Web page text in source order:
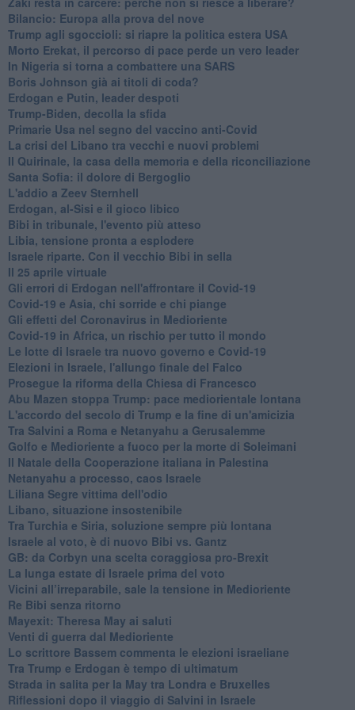
Bilancio: Europa alla prova del nove
Trump agli sgoccioli: si riapre la politica estera USA
Morto Erekat, il percorso di pace perde un vero leader
In Nigeria si torna a combattere una SARS
Boris Johnson già ai titoli di coda?
Erdogan e Putin, leader despoti
Trump-Biden, decolla la sfida
Primarie Usa nel segno del vaccino anti-Covid
La crisi del Libano tra vecchi e nuovi problemi
Il Quirinale, la casa della memoria e della riconciliazione
Santa Sofia: il dolore di Bergoglio
L'addio a ​Zeev Sternhell
Erdogan, al-Sisi e il gioco libico
Bibi in tribunale, l'evento più atteso
Libia, tensione pronta a esplodere
Israele riparte. Con il vecchio Bibi in sella
Il 25 aprile virtuale
Gli errori di Erdogan nell'affrontare il Covid-19
Covid-19 e Asia, chi sorride e chi piange
Gli effetti del Coronavirus in Medioriente
Covid-19 in Africa, un rischio per tutto il mondo
Le lotte di Israele tra nuovo governo e Covid-19
Elezioni in Israele, l'allungo finale del Falco
Prosegue la riforma della Chiesa di Francesco
Abu Mazen stoppa Trump: pace mediorientale lontana
L'accordo del secolo di Trump e la fine di un'amicizia
Tra Salvini a Roma e Netanyahu a Gerusalemme
Golfo e Medioriente a fuoco per la morte di Soleimani
Il Natale della Cooperazione italiana in Palestina
Netanyahu a processo, caos Israele
Liliana Segre vittima dell'odio
Libano, situazione insostenibile
Tra Turchia e Siria, soluzione sempre più lontana
Israele al voto, è di nuovo Bibi vs. Gantz
GB: da Corbyn una scelta coraggiosa pro-Brexit
La lunga estate di Israele prima del voto
Vicini all’irreparabile, sale la tensione in Medioriente
Re Bibi senza ritorno
Mayexit: Theresa May ai saluti
Venti di guerra dal Medioriente
Lo scrittore Bassem commenta le elezioni israeliane
Tra Trump e Erdogan è tempo di ultimatum
Strada in salita per la May tra Londra e Bruxelles
Riflessioni dopo il viaggio di Salvini in Israele